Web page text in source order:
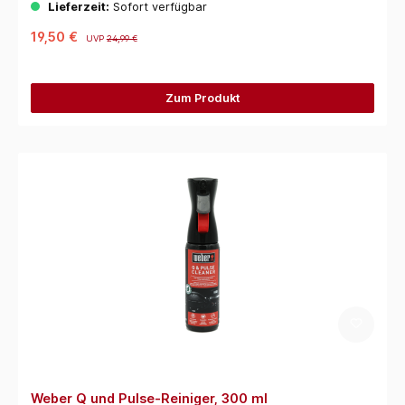
Lieferzeit: Sofort verfügbar
19,50 € UVP24,99 €
Zum Produkt
Weber Q und Pulse-Reiniger, 300 ml